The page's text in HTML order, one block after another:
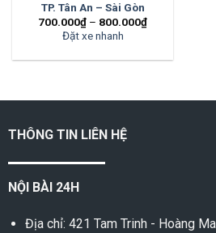
TP. Tân An – Sài Gòn
700.000₫ – 800.000₫
Đặt xe nhanh
THÔNG TIN LIÊN HỆ
NỘI BÀI 24H
Địa chỉ: 421 Tam Trinh - Hoàng